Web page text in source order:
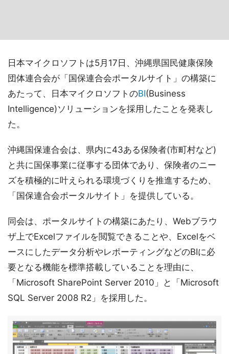
日本マイクロソフトは5月17日、沖縄県国民健康保険
団体連合会が「国保連合会ポータルサイト」の構築に
あたって、日本マイクロソフトのBI(Business
Intelligence)ソリューションを採用したことを発表し
た。
沖縄国保連合会は、県内に43ある保険者(市町村など)
と共に国保事業に従事する団体であり、保険者のニー
ズを積極的に叶えられる環境づくりを推進するため、
「国保連合会ポータルサイト」を提供している。
同会は、ポータルサイトの構築にあたり、Webブラウ
ザ上でExcelファイルを閲覧できることや、Excelをベ
ースにしたデータ分析やレポーティングなどのBIに必
要となる機能を標準搭載していることを理由に、
「Microsoft SharePoint Server 2010」と「Microsoft
SQL Server 2008 R2」を採用した。